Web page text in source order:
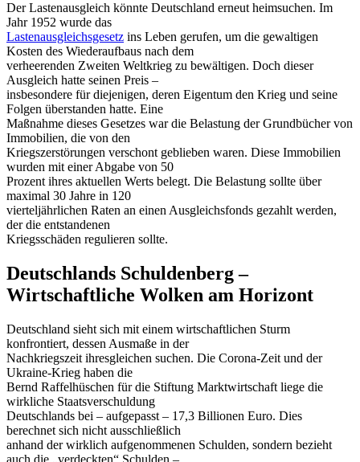
Der Lastenausgleich könnte Deutschland erneut heimsuchen. Im
Jahr 1952 wurde das
Lastenausgleichsgesetz ins Leben gerufen, um die gewaltigen
Kosten des Wiederaufbaus nach dem
verheerenden Zweiten Weltkrieg zu bewältigen. Doch dieser
Ausgleich hatte seinen Preis –
insbesondere für diejenigen, deren Eigentum den Krieg und seine
Folgen überstanden hatte. Eine
Maßnahme dieses Gesetzes war die Belastung der Grundbücher von
Immobilien, die von den
Kriegszerstörungen verschont geblieben waren. Diese Immobilien
wurden mit einer Abgabe von 50
Prozent ihres aktuellen Werts belegt. Die Belastung sollte über
maximal 30 Jahre in 120
vierteljährlichen Raten an einen Ausgleichsfonds gezahlt werden,
der die entstandenen
Kriegsschäden regulieren sollte.
Deutschlands Schuldenberg –
Wirtschaftliche Wolken am Horizont
Deutschland sieht sich mit einem wirtschaftlichen Sturm
konfrontiert, dessen Ausmaße in der
Nachkriegszeit ihresgleichen suchen. Die Corona-Zeit und der
Ukraine-Krieg haben die
Bernd Raffelhüschen für die Stiftung Marktwirtschaft liege die
wirkliche Staatsverschuldung
Deutschlands bei – aufgepasst – 17,3 Billionen Euro. Dies
berechnet sich nicht ausschließlich
anhand der wirklich aufgenommenen Schulden, sondern bezieht
auch die „verdeckten“ Schulden –